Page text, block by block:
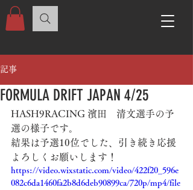
記事
FORMULA DRIFT JAPAN 4/25
HASH9RACING 濱田　清文選手の予
選の様子です。
結果は予選10位でした、引き続き応援
よろしくお願いします！
https://video.wixstatic.com/video/422f20_596e
082c6da1460fa2b8d6deb90899ca/720p/mp4/file